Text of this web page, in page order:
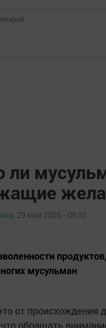
29 мая 2026 - 09:35
мусульман
от
обращать